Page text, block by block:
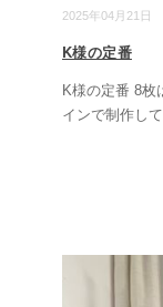
2025年04月21日
K様の定番
K様の定番 8枚
インで制作し